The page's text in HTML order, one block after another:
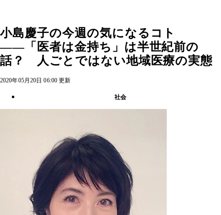
小島慶子の今週の気になるコト
――「医者は金持ち」は半世紀前の
話？ 人ごとではない地域医療の実態
2020年05月20日 06:00 更新
社会